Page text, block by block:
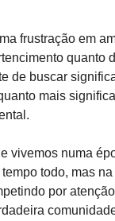
frustração em
quanto
de buscar
mais
vivemos numa
todo, mas
por